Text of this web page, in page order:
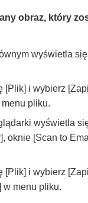
obraz, który
wyświetla
[Plik] i wybierz
pliku.
wyświetla
oknie [Scan to
[Plik] i wybierz
w menu pliku.